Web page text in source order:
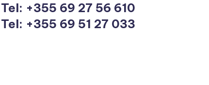
Tel: +355 69 27 56 610
Tel: +355 69 51 27 033